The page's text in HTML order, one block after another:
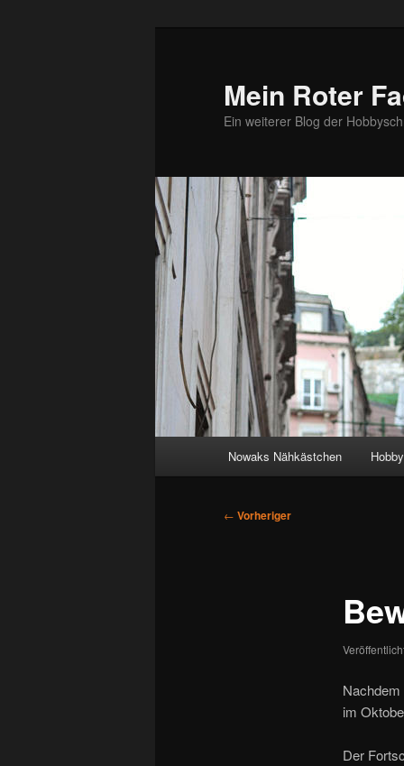
Mein Roter
Ein weiterer Blog der
Nowaks Nähkästchen
Beitragsnavigation
← Vorheriger
im
Der